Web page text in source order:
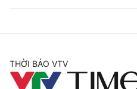
THỜI BÁO VTV